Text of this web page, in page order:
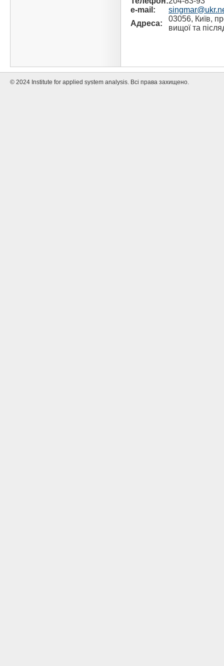
e-mail:
Адреса:
03056, Київ,
вищої та
© 2024 Institute for applied system analysis. Всі права захищено.